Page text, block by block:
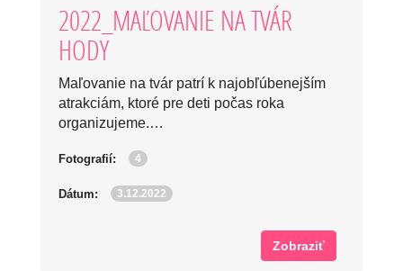
2022_MAĽOVANIE NA TVÁR
HODY
Maľovanie na tvár patrí k najobľúbenejším
atrakciám, ktoré pre deti počas roka
organizujeme.…
Fotografií: 4
Dátum: 3.12.2022
Zobraziť